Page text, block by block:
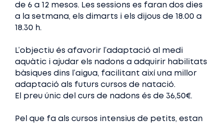
de 6 a 12 mesos. Les sessions es faran dos dies
a la setmana, els dimarts i els dijous de 18.00 a
18.30 h.
L’objectiu és afavorir l’adaptació al medi
aquàtic i ajudar els nadons a adquirir habilitats
bàsiques dins l’aigua, facilitant així una millor
adaptació als futurs cursos de natació.
El preu únic del curs de nadons és de 36,50€.
Pel que fa als cursos intensius de petits, estan